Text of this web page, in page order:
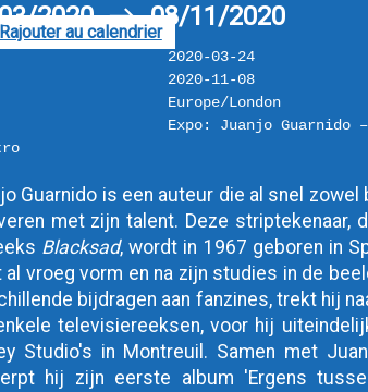
2020 h 08/11/2020
Rajouter au calendrier
2020-03-24
2020-11-08
Europe/London
Expo: Juanjo Guarnido
Guarnido is een auteur die al snel
met zijn talent. Deze striptekenaar,
Blacksad, wordt in 1967 geboren in
al vroeg vorm en na zijn studies in de
bijdragen aan fanzines, trekt hij
televisiereeksen, voor hij
Studio's in Montreuil. Samen met
hij zijn eerste album 'Ergens